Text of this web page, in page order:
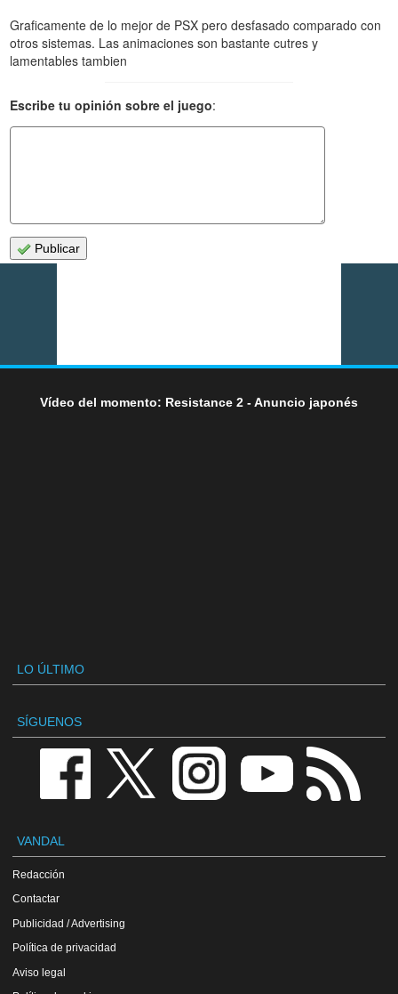
Graficamente de lo mejor de PSX pero desfasado comparado con
otros sistemas. Las animaciones son bastante cutres y
lamentables tambien
Escribe tu opinión sobre el juego:
Publicar
Vídeo del momento: Resistance 2 - Anuncio japonés
LO ÚLTIMO
SÍGUENOS
VANDAL
Redacción
Contactar
Publicidad / Advertising
Política de privacidad
Aviso legal